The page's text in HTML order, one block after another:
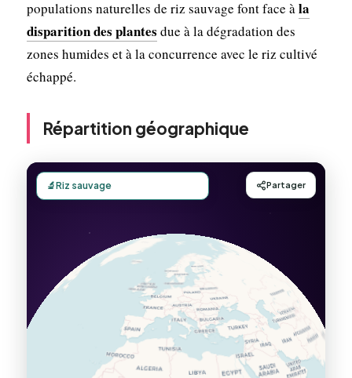
populations naturelles de riz sauvage font face àla
disparition des plantes due à la dégradation des
zones humides et à la concurrence avec le riz cultivé
échappé.
Répartition géographique